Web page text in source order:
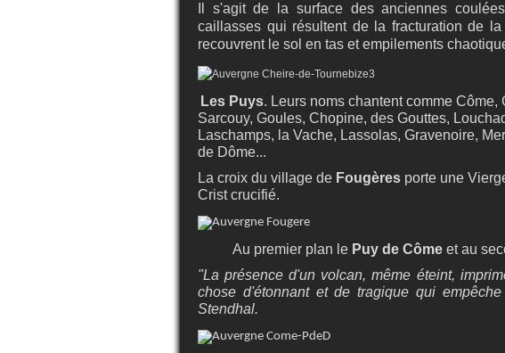
Il s'agit de la surface des anciennes
caillasses qui résultent de la fracturation de
recouvrent le sol en tas et empilements
Les Puys. Leurs noms chantent comme
Sarcouy, Goules, Chopine, des Gouttes,
Laschamps, la Vache, Lassolas, Gravenoire,
de Dôme...
La croix du village de Fougères porte une
Crist crucifié.
Au premier plan le Puy de Cômeet au
"La présence d'un volcan, même éteint,
chose d'étonnant et de tragique qui
Stendhal.